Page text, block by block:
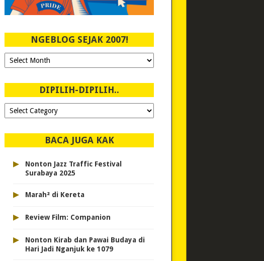
NGEBLOG SEJAK 2007!
Ngeblog
Sejak
DIPILIH-DIPILIH..
Dipilih-
dipilih..
BACA JUGA KAK
▸
Nonton Jazz Traffic Festival
Surabaya 2025
▸ Marah² di Kereta
▸ Review Film: Companion
▸
Nonton Kirab dan Pawai Budaya di
Hari Jadi Nganjuk ke 1079